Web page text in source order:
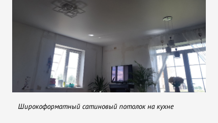
Широкоформатный сатиновый потолок на кухне